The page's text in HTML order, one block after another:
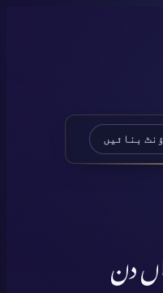
بنائیں
دن